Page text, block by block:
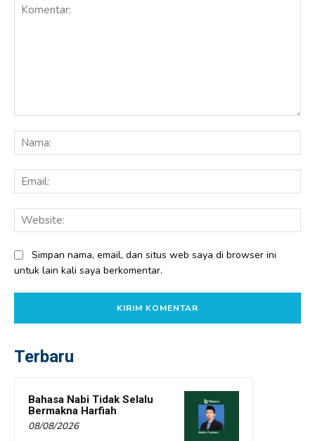
Simpan nama, email, dan situs web saya di browser ini
untuk lain kali saya berkomentar.
Terbaru
Bahasa Nabi Tidak Selalu
Bermakna Harfiah
08/08/2026